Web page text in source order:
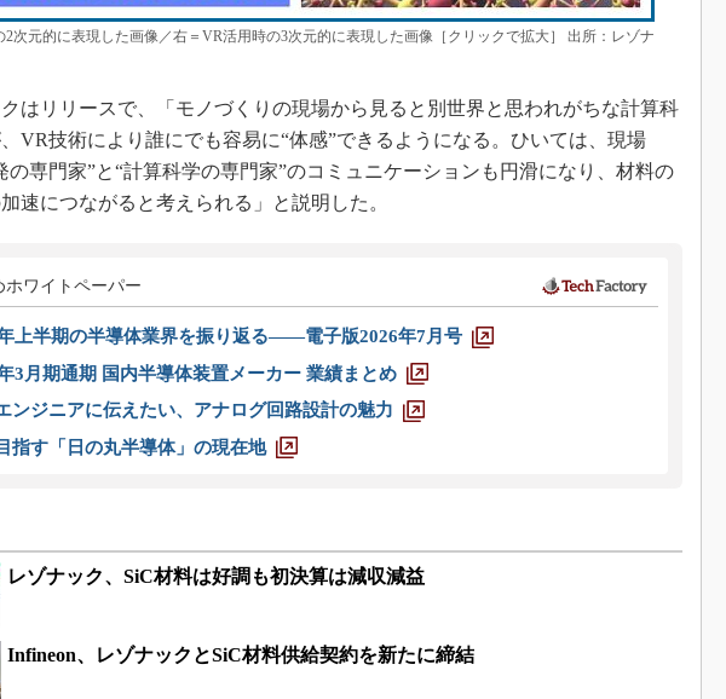
2次元的に表現した画像／右＝VR活用時の3次元的に表現した画像［クリックで拡大］ 出所：レゾナ
はリリースで、「モノづくりの現場から見ると別世界と思われがちな計算科
VR技術により誰にでも容易に“体感”できるようになる。ひいては、現場
の専門家”と“計算科学の専門家”のコミュニケーションも円滑になり、材料の
速につながると考えられる」と説明した。
ホワイトペーパー
上半期の半導体業界を振り返る――電子版2026年7月号
3月期通期 国内半導体装置メーカー 業績まとめ
ンジニアに伝えたい、アナログ回路設計の魅力
指す「日の丸半導体」の現在地
レゾナック、SiC材料は好調も初決算は減収減益
Infineon、レゾナックとSiC材料供給契約を新たに締結